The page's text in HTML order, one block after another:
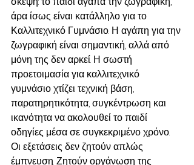
άρα ίσως είναι κατάλληλο για το
Καλλιτεχνικό Γυμνάσιο. Η αγάπη για την
ζωγραφική είναι σημαντική, αλλά από
μόνη της δεν αρκεί. Η σωστή
προετοιμασία για καλλιτεχνικό
γυμνάσιο χτίζει τεχνική βάση,
παρατηρητικότητα, συγκέντρωση και
ικανότητα να ακολουθεί το παιδί
οδηγίες μέσα σε συγκεκριμένο χρόνο.
Οι εξετάσεις δεν ζητούν απλώς
έμπνευση. Ζητούν οργάνωση της